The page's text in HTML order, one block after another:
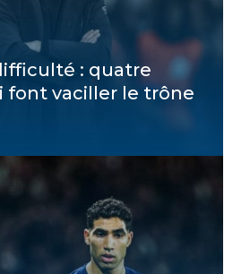
: quatre
font vaciller le trône